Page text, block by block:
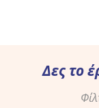
Δες το